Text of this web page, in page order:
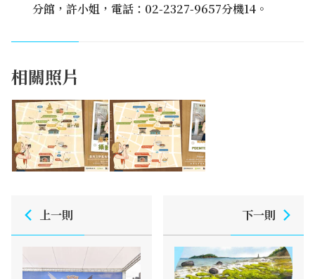
分館，許小姐，電話：02-2327-9657分機14。
相關照片
上一則 下一則